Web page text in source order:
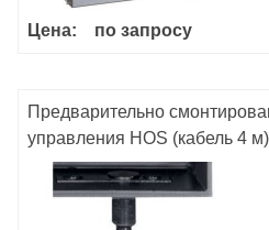
Цена: по запросу
Предварительно
управления HOS (кабель 4 м)